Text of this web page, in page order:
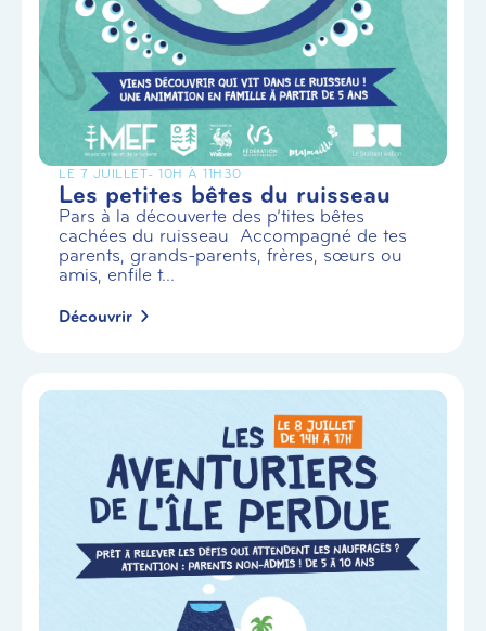
LE 7 JUILLET- 10H À 11H30
Les petites bêtes du ruisseau
Pars à la découverte des p’tites bêtes
cachées du ruisseau Accompagné de tes
parents, grands-parents, frères, sœurs ou
amis, enfile t...
Découvrir